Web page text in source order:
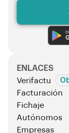
ENLACES
Verifactu
Facturación
Fichaje
Autónomos
Empresas